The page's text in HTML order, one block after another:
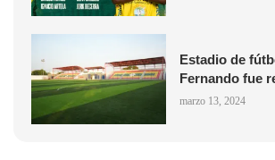
Estadio de
Fernando fue
marzo 13, 2024